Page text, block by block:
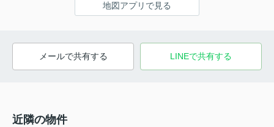
地図アプリで見る
メールで共有する LINEで共有する
近隣の物件